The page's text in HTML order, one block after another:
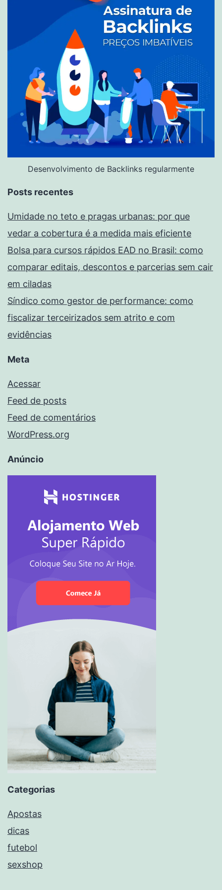
Desenvolvimento de Backlinks regularmente
Posts recentes
Umidade no teto e pragas urbanas: por que
vedar a cobertura é a medida mais eficiente
Bolsa para cursos rápidos EAD no Brasil: como
comparar editais, descontos e parcerias sem cair
em ciladas
Síndico como gestor de performance: como
fiscalizar terceirizados sem atrito e com
evidências
Meta
Acessar
Feed de posts
Feed de comentários
WordPress.org
Anúncio
Categorias
Apostas
dicas
futebol
sexshop